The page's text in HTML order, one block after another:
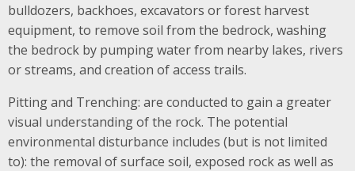
bulldozers, backhoes, excavators or forest harvest
equipment, to remove soil from the bedrock, washing
the bedrock by pumping water from nearby lakes, rivers
or streams, and creation of access trails.
Pitting and Trenching: are conducted to gain a greater
visual understanding of the rock. The potential
environmental disturbance includes (but is not limited
to): the removal of surface soil, exposed rock as well as